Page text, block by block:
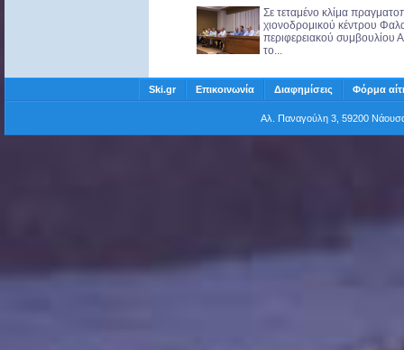
Σε τεταμένο κλίμα
χιονοδρομικού κέντρου
περιφερειακού συμβουλίου
το...
Ski.gr Επικοινωνία Διαφημίσεις Φόρμα
Αλ. Παναγούλη 3, 59200